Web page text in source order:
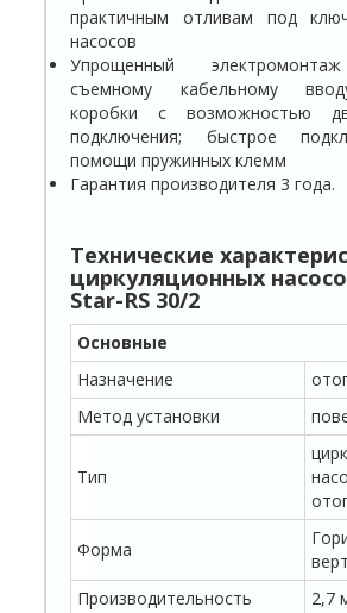
практичным отливам под
насосов
Упрощенный
съемному кабельному
коробки с возможностью
подключения; быстрое
помощи пружинных клемм
Гарантия производителя 3 года.
Технические
циркуляционных
Star-RS 30/2
Основные
Назначение
Метод установки
Тип
Форма
Производительность
2,7